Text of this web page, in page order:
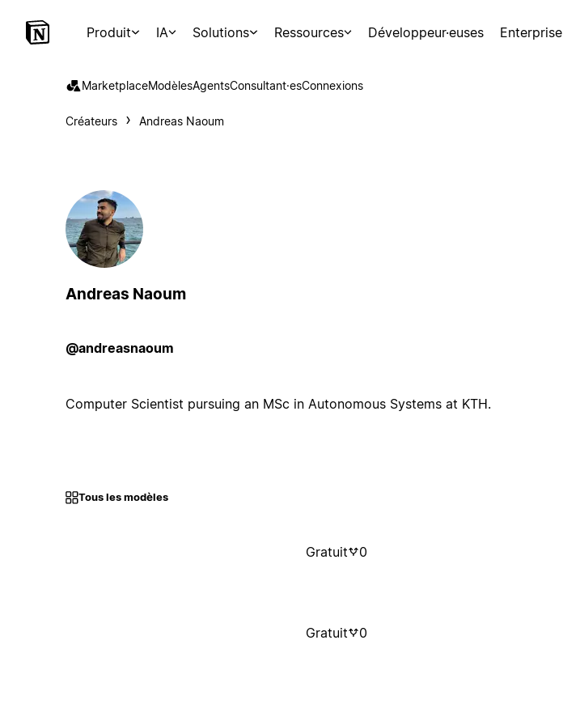
Produit IA Solutions Ressources Développeur·euses Enterprise
MarketplaceModèlesAgentsConsultant·esConnexions
Créateurs Andreas Naoum
Andreas Naoum
@andreasnaoum
Computer Scientist pursuing an MSc in Autonomous Systems at KTH.
Tous les modèles
Gratuit 0
Gratuit 0